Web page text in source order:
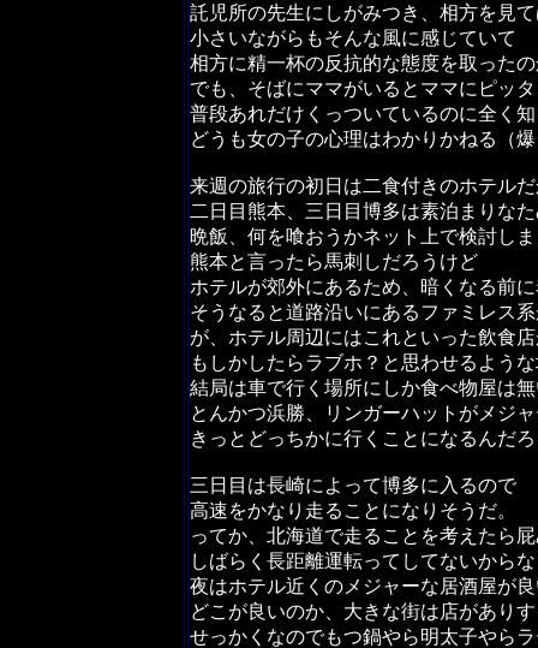
託児所の先生にしがみつき、相方を見
小さいながらもそんな風に感じていて
相方に精一杯の反抗的な態度を取った
でも、そばにママがいるとママにピッ
普段あれだけくっついているのに全く
どうも女の子の心理はわかりかねる（
来週の旅行の初日は二食付きのホテル
二日目熊本、三日目博多は素泊まりな
晩飯、何を喰おうかネット上で検討し
熊本と言ったら馬刺しだろうけど
ホテルが郊外にあるため、暗くなる前
そうなると道路沿いにあるファミレス
が、ホテル周辺にはこれといった飲食
もしかしたらラブホ？と思わせるよう
結局は車で行く場所にしか食べ物屋は
とんかつ浜勝、リンガーハットがメジ
きっとどっちかに行くことになるんだ
三日目は長崎によって博多に入るので
高速をかなり走ることになりそうだ。
ってか、北海道で走ることを考えたら
しばらく長距離運転ってしてないから
夜はホテル近くのメジャーな居酒屋が
どこが良いのか、大きな街は店があり
せっかくなのでもつ鍋やら明太子やら